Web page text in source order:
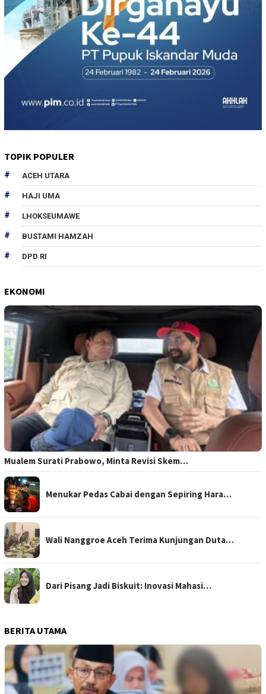
TOPIK POPULER
ACEH UTARA
HAJI UMA
LHOKSEUMAWE
BUSTAMI HAMZAH
DPD RI
EKONOMI
Mualem Surati Prabowo, Minta Revisi Skem…
Menukar Pedas Cabai dengan Sepiring Hara…
Wali Nanggroe Aceh Terima Kunjungan Duta…
Dari Pisang Jadi Biskuit: Inovasi Mahasi…
BERITA UTAMA